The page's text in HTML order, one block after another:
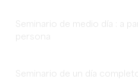
Seminario de medio día : a
persona
Seminario de un día